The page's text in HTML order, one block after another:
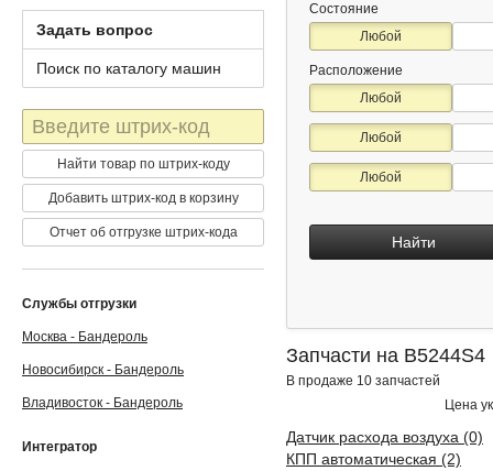
Состояние
Любой
Расположение
Любой
Любой
Любой
Найти
Запчасти на B5244S4
В продаже 10 запчастей
Цена
Датчик расхода воздуха (0)
КПП автоматическая (2)
Задать вопрос
Поиск по каталогу машин
Штрих-
код
Найти товар по штрих-коду
Добавить штрих-код в корзину
Отчет об отгрузке штрих-кода
Службы отгрузки
Москва - Бандероль
Новосибирск - Бандероль
Владивосток - Бандероль
Интегратор